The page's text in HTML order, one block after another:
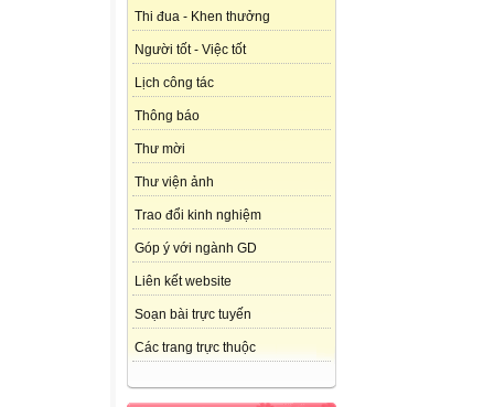
Thi đua - Khen thưởng
Người tốt - Việc tốt
Lịch công tác
Thông báo
Thư mời
Thư viện ảnh
Trao đổi kinh nghiệm
Góp ý với ngành GD
Liên kết website
Soạn bài trực tuyến
Các trang trực thuộc